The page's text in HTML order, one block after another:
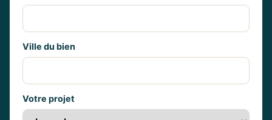
Ville du bien
Votre projet